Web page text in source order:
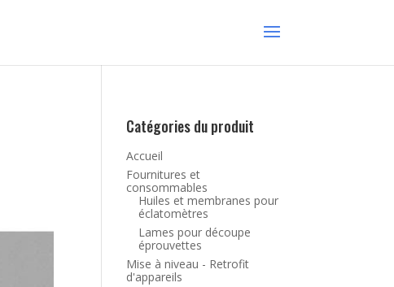
Catégories du produit
Accueil
Fournitures et
consommables
Huiles et membranes pour
éclatomètres
Lames pour découpe
éprouvettes
Mise à niveau - Retrofit
d'appareils